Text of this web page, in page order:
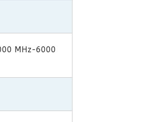
MHz-6000